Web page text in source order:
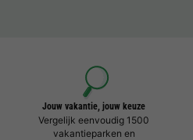
Jouw vakantie, jouw keuze
Vergelijk eenvoudig 1500
vakantieparken en